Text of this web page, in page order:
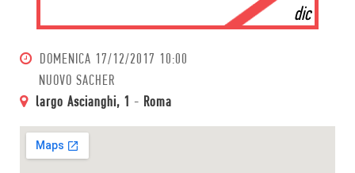
dic
DOMENICA 17/12/2017 10:00
NUOVO SACHER
largo Ascianghi, 1 - Roma